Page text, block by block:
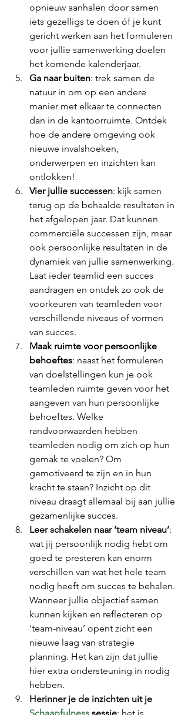
opnieuw aanhalen door samen
iets gezelligs te doen óf je kunt
gericht werken aan het formuleren
voor jullie samenwerking doelen
het komende kalenderjaar.
Ga naar buiten: trek samen de
natuur in om op een andere
manier met elkaar te connecten
dan in de kantoorruimte. Ontdek
hoe de andere omgeving ook
nieuwe invalshoeken,
onderwerpen en inzichten kan
ontlokken!
Vier jullie successen: kijk samen
terug op de behaalde resultaten in
het afgelopen jaar. Dat kunnen
commerciële successen zijn, maar
ook persoonlijke resultaten in de
dynamiek van jullie samenwerking.
Laat ieder teamlid een succes
aandragen en ontdek zo ook de
voorkeuren van teamleden voor
verschillende niveaus of vormen
van succes.
Maak ruimte voor persoonlijke
behoeftes: naast het formuleren
van doelstellingen kun je ook
teamleden ruimte geven voor het
aangeven van hun persoonlijke
behoeftes. Welke
randvoorwaarden hebben
teamleden nodig om zich op hun
gemak te voelen? Om
gemotiveerd te zijn en in hun
kracht te staan? Inzicht op dit
niveau draagt allemaal bij aan jullie
gezamenlijke succes.
Leer schakelen naar ‘team niveau’:
wat jij persoonlijk nodig hebt om
goed te presteren kan enorm
verschillen van wat het hele team
nodig heeft om succes te behalen.
Wanneer jullie objectief samen
kunnen kijken en reflecteren op
‘team-niveau’ opent zicht een
nieuwe laag van strategie
planning. Het kan zijn dat jullie
hier extra ondersteuning in nodig
hebben.
Herinner je de inzichten uit je